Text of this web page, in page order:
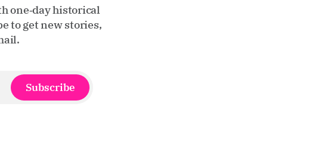
one‑day historical
to get new stories,
Subscribe